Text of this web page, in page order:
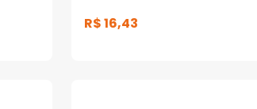
R$16,43